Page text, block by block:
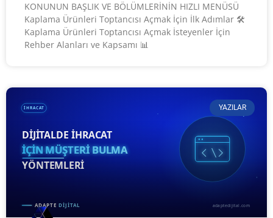
KONUNUN BAŞLIK VE BÖLÜMLERİNİN HIZLI MENÜSÜ
Kaplama Ürünleri Toptancısı Açmak İçin İlk Adımlar 🛠️
Kaplama Ürünleri Toptancısı Açmak İsteyenler İçin
Rehber Alanları ve Kapsamı 📊
YAZILAR